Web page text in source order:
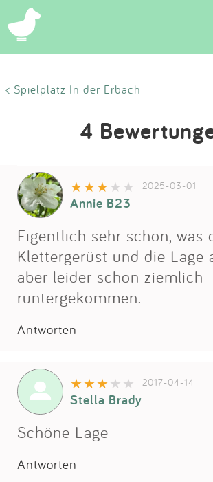
Suchen
Eintragen
Partner
Kontakt
Impressum
< Spielplatz In der Erbach
4
2025-03-01
Annie B23
Eigentlich sehr schön, was
Klettergerüst und die Lage
aber leider schon ziemlich
runtergekommen.
Antworten
2017-04-14
Stella Brady
Schöne Lage
Antworten